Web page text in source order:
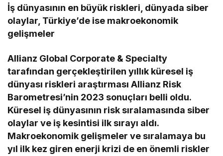
İş dünyasının en büyük riskleri, dünyada siber
olaylar, Türkiye’de ise makroekonomik
gelişmeler
Allianz Global Corporate & Specialty
tarafından gerçekleştirilen yıllık küresel iş
dünyası riskleri araştırması Allianz Risk
Barometresi’nin 2023 sonuçları belli oldu.
Küresel iş dünyasının risk sıralamasında siber
olaylar ve iş kesintisi ilk sırayı aldı.
Makroekonomik gelişmeler ve sıralamaya bu
yıl ilk kez giren enerji krizi de en önemli riskler